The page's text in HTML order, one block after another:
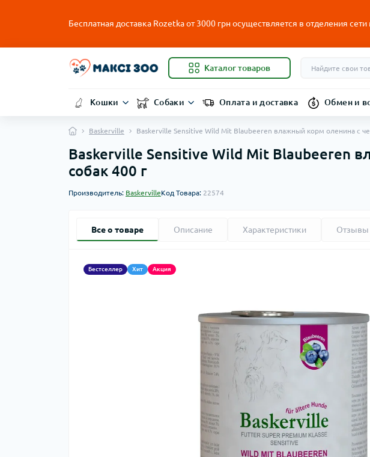
Бесплатная доставка Rozetka от3000 грн осуществляется в отделения
Каталог товаров
Кошки Собаки Оплата и доставка Обмен и
Baskerville Baskerville Sensitive Wild Mit Blaubeeren влажный корм оленина с
Baskerville Sensitive Wild Mit Blaubeeren
собак 400 г
Производитель: BaskervilleКод Товара: 22574
Все о товаре Описание Характеристики Отзывы
Бестселлер Хит Акция